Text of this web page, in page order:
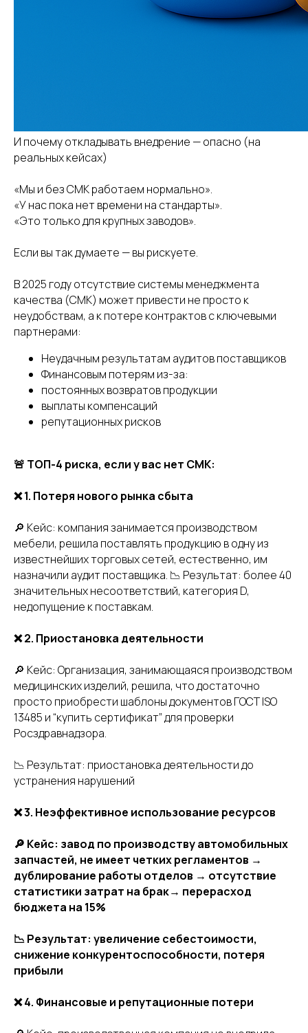
И почему откладывать внедрение — опасно (на
реальных кейсах)
«Мы и без СМК работаем нормально».
«У нас пока нет времени на стандарты».
«Это только для крупных заводов».
Если вы так думаете — вы рискуете.
В 2025 году отсутствие системы менеджмента
качества (СМК) может привести не просто к
неудобствам, а к потере контрактов с ключевыми
партнерами:
Неудачным результатам аудитов поставщиков
Финансовым потерям из-за:
постоянных возвратов продукции
выплаты компенсаций
репутационных рисков
🚨 ТОП-4 риска, если у вас нет СМК:
❌ 1. Потеря нового рынка сбыта
🔎 Кейс: компания занимается производством
мебели, решила поставлять продукцию в одну из
известнейших торговых сетей, естественно, им
назначили аудит поставщика. 📉 Результат: более 40
значительных несоответствий, категория D,
недопущение к поставкам.
❌ 2. Приостановка деятельности
🔎 Кейс: Организация, занимающаяся производством
медицинских изделий, решила, что достаточно
просто приобрести шаблоны документов ГОСТ ISO
13485 и “купить сертификат” для проверки
Росздравнадзора.
📉 Результат: приостановка деятельности до
устранения нарушений
❌ 3. Неэффективное использование ресурсов
🔎 Кейс: завод по производству автомобильных
запчастей, не имеет четких регламентов →
дублирование работы отделов → отсутствие
статистики затрат на брак→ перерасход
бюджета на 15%
📉 Результат: увеличение себестоимости,
снижение конкурентоспособности, потеря
прибыли
❌ 4. Финансовые и репутационные потери